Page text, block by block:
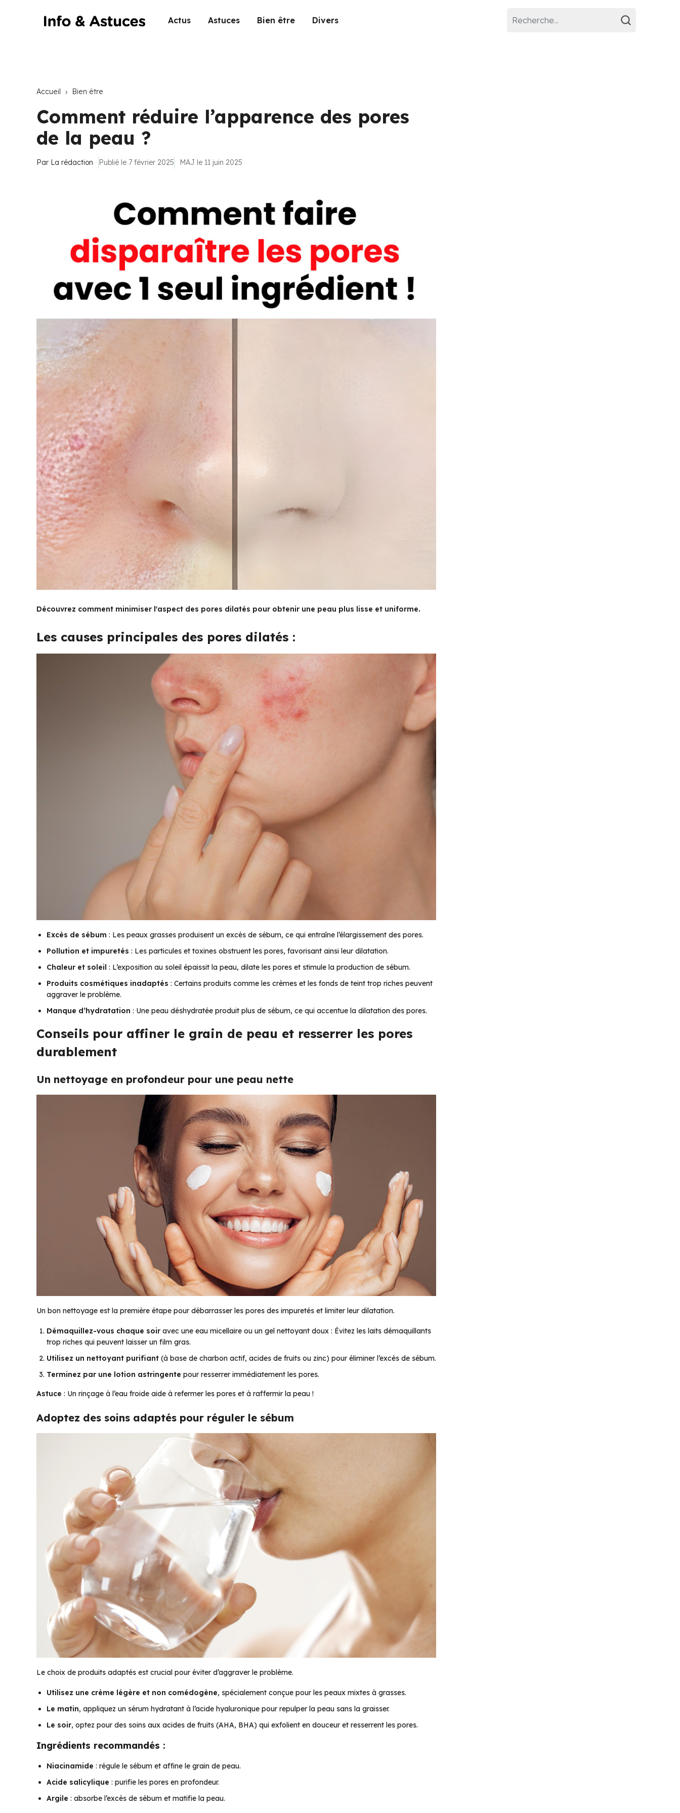
Actus Astuces Bien être Divers
Accueil Bien être
Comment réduire l’apparence des pores
de la peau ?
Par La rédaction Publié le 7 février 2025 MAJ le 11 juin 2025
Découvrez comment minimiser l'aspect des pores dilatés pour obtenir une peau plus lisse et uniforme.
Les causes principales des pores dilatés :
Excès de sébum : Les peaux grasses produisent un excès de sébum, ce qui entraîne l’élargissement des pores.
Pollution et impuretés : Les particules et toxines obstruent les pores, favorisant ainsi leur dilatation.
Chaleur et soleil : L’exposition au soleil épaissit la peau, dilate les pores et stimule la production de sébum.
Produits cosmétiques inadaptés : Certains produits comme les crèmes et les fonds de teint trop riches peuvent
aggraver le problème.
Manque d’hydratation : Une peau déshydratée produit plus de sébum, ce qui accentue la dilatation des pores.
Conseils pour affiner le grain de peau et resserrer les pores
durablement
Un nettoyage en profondeur pour une peau nette
Un bon nettoyage est la première étape pour débarrasser les pores des impuretés et limiter leur dilatation.
Démaquillez-vous chaque soir avec une eau micellaire ou un gel nettoyant doux : Évitez les laits démaquillants
trop riches qui peuvent laisser un film gras.
Utilisez un nettoyant purifiant (à base de charbon actif, acides de fruits ou zinc) pour éliminer l’excès de sébum.
Terminez par une lotion astringente pour resserrer immédiatement les pores.
Astuce : Un rinçage à l’eau froide aide à refermer les pores et à raffermir la peau !
Adoptez des soins adaptés pour réguler le sébum
Le choix de produits adaptés est crucial pour éviter d’aggraver le problème.
Utilisez une crème légère et non comédogène, spécialement conçue pour les peaux mixtes à grasses.
Le matin, appliquez un sérum hydratant à l’acide hyaluronique pour repulper la peau sans la graisser.
Le soir, optez pour des soins aux acides de fruits (AHA, BHA) qui exfolient en douceur et resserrent les pores.
Ingrédients recommandés :
Niacinamide : régule le sébum et affine le grain de peau.
Acide salicylique : purifie les pores en profondeur.
Argile : absorbe l’excès de sébum et matifie la peau.